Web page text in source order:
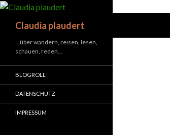
Claudia plaudert
…über wandern, reisen, lesen,
schauen, reden…
BLOGROLL
DATENSCHUTZ
IMPRESSUM